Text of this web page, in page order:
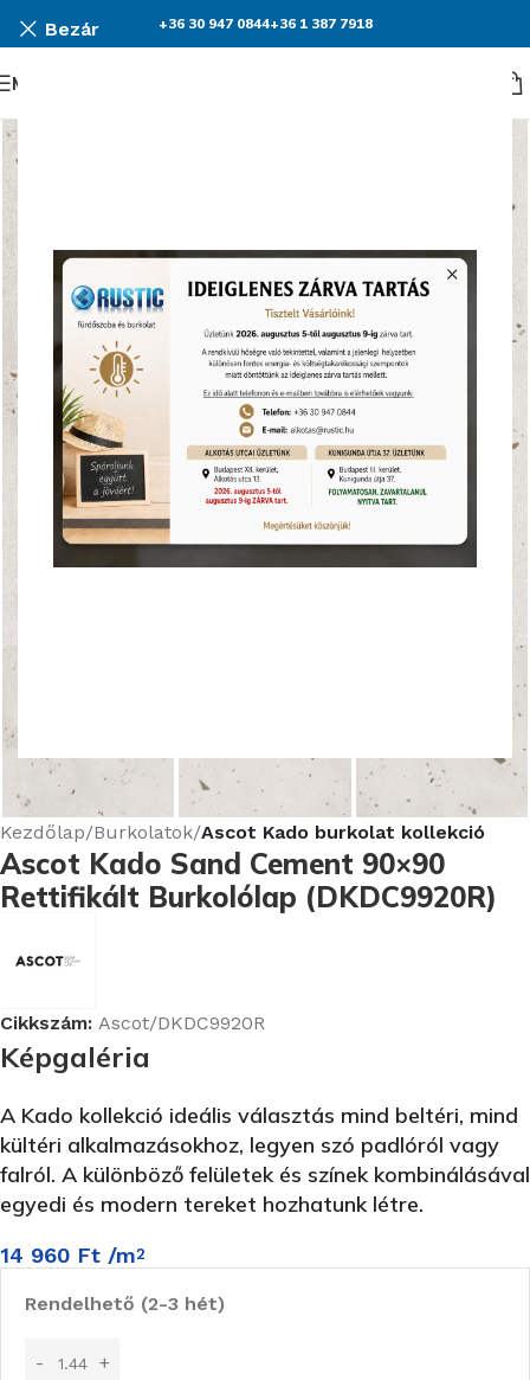
Bezár +36 30 947 0844+36 1 387 7918
Menü
Kezdőlap Burkolatok Ascot Kado burkolat kollekció
Ascot Kado Sand Cement 90×90
Rettifikált Burkolólap (DKDC9920R)
Cikkszám: Ascot/DKDC9920R
Képgaléria
A Kado kollekció ideális választás mind beltéri, mind
kültéri alkalmazásokhoz, legyen szó padlóról vagy
falról. A különböző felületek és színek kombinálásával
egyedi és modern tereket hozhatunk létre.
14 960 Ft /m2
Rendelhető (2-3 hét)